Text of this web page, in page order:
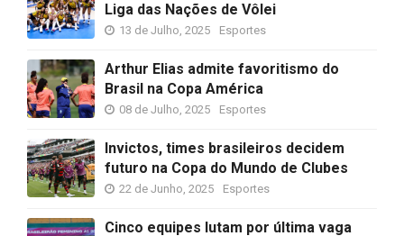
Liga das Nações de Vôlei
13 de Julho, 2025 Esportes
Arthur Elias admite favoritismo do
Brasil na Copa América
08 de Julho, 2025 Esportes
Invictos, times brasileiros decidem
futuro na Copa do Mundo de Clubes
22 de Junho, 2025 Esportes
Cinco equipes lutam por última vaga